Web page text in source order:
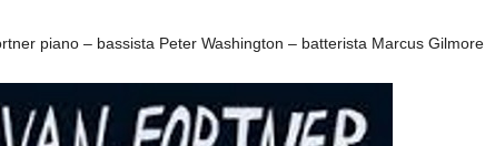
piano – bassista Peter Washington – batterista Marcus Gilmore